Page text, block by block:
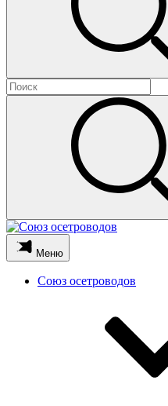
Меню
Союз осетроводов